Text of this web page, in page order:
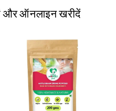
और ऑनलाइन खरीदें